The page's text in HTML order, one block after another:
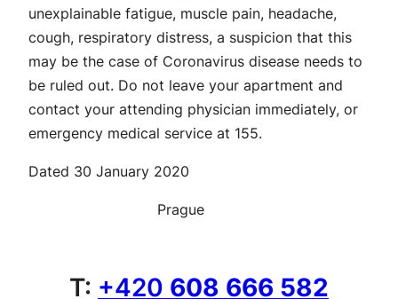
unexplainable fatigue, muscle pain, headache,
cough, respiratory distress, a suspicion that this
may be the case of Coronavirus disease needs to
be ruled out. Do not leave your apartment and
contact your attending physician immediately, or
emergency medical service at 155.
Dated 30 January 2020
Prague
T: +420 608 666 582